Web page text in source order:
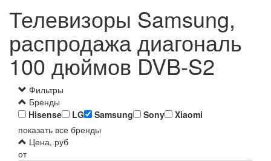
Телевизоры Samsung,
распродажа диагональ
100 дюймов DVB-S2
Фильтры
Бренды
Hisense
LG Samsung Sony
Xiaomi
показать все бренды
Цена, руб
от